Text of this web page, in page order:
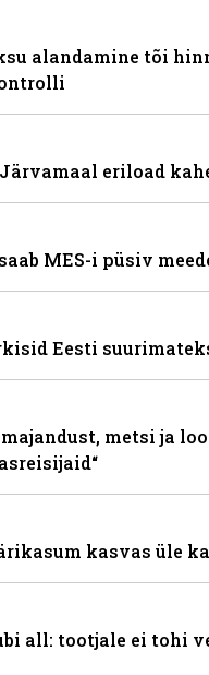
alandamine tõi
eriload
MES-i püsiv
Eesti
metsi ja
kasvas üle
all: tootjale ei tohi